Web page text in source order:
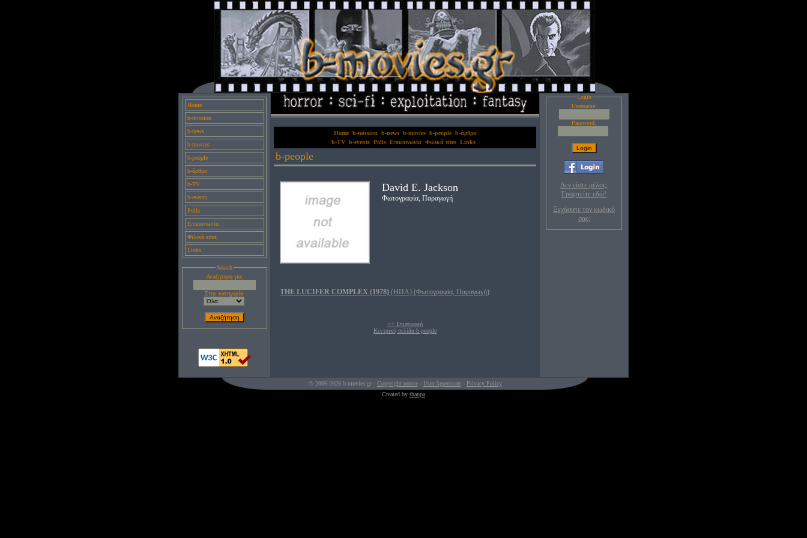
Home
b-mission
b-news
b-movies
b-people
b-άρθρα
b-TV
b-events
Polls
Επικοινωνία
Φιλικά sites
Links
Search
Αναζητηση για:
Στην κατηγορία:
Home b-mission b-news b-movies b-people b-άρθρα
b-TV b-events Polls Επικοινωνία Φιλικά sites Links
b-people
David E. Jackson
Φωτογραφία, Παραγωγή
THE LUCIFER COMPLEX (1978) (ΗΠΑ) (Φωτογραφία, Παραγωγή)
<< Επιστροφή
Κεντρική σελίδα b-people
Login
Username:
Password:
Δεν είστε μέλος;
Γραφτείτε εδώ!
Ξεχάσατε τον κωδικό
σας;
© 2006-2026 b-movies.gr - Copyright notice- User Agreement - Privacy Policy
Created by thanpa